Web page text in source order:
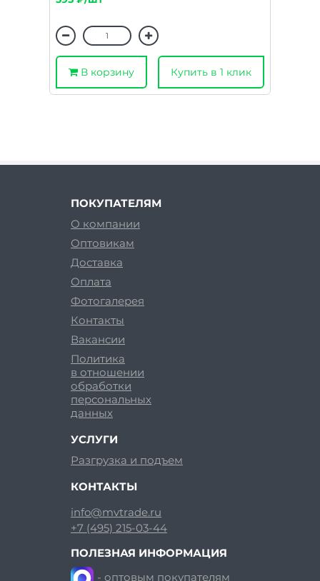
В корзину Купить в 1 клик
ПОКУПАТЕЛЯМ
О компании
Оптовикам
Доставка
Оплата
Фотогалерея
Контакты
Вакансии
Политика
в отношении
обработки
персональных
данных
УСЛУГИ
Разгрузка и подъем
КОНТАКТЫ
info@mvtrade.ru
+7 (495) 215-03-44
ПОЛЕЗНАЯ ИНФОРМАЦИЯ
- оптовым покупателям